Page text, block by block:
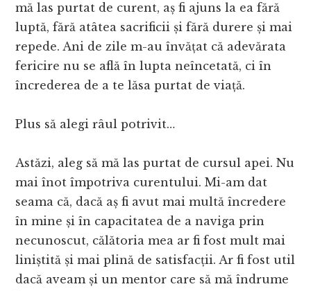
mă las purtat de curent, aș fi ajuns la ea fără
luptă, fără atâtea sacrificii și fără durere și mai
repede. Ani de zile m-au învățat că adevărata
fericire nu se află în lupta neîncetată, ci în
încrederea de a te lăsa purtat de viață.
Plus să alegi râul potrivit…
Astăzi, aleg să mă las purtat de cursul apei. Nu
mai înot împotriva curentului. Mi-am dat
seama că, dacă aș fi avut mai multă încredere
în mine și în capacitatea de a naviga prin
necunoscut, călătoria mea ar fi fost mult mai
liniștită și mai plină de satisfacții. Ar fi fost util
dacă aveam și un mentor care să mă îndrume